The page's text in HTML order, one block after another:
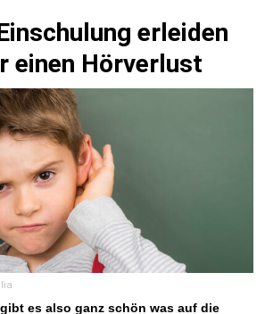
erleiden
einen Hörverlust
es also ganz schön was auf die